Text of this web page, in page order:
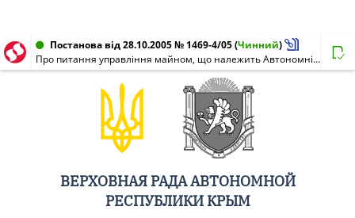
Постанова від 28.10.2005 № 1469-4/05(Чинний)
Про питання управління майном, що належить Автономній Республіці Крим
ВЕРХОВНАЯ РАДА АВТОНОМНОЙ
РЕСПУБЛИКИ КРЫМ